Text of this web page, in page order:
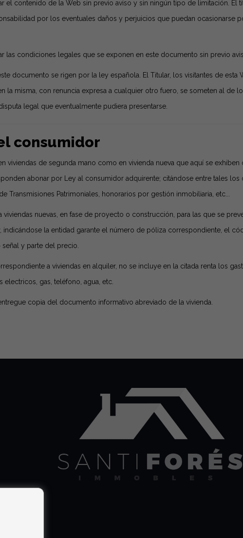
el contenido de la Web sin previo aviso y sin ningún tipo de limitación. El
por los eventuales daños y perjuicios que puedan ocasionarse
las condiciones legales que se exponen en este documento sin previo
documento se rigen por la ley española. El Titular, los visitantes de
la misma, con renuncia expresa a cualquier otro fuero, se someten al de
legal que eventualmente pudiera presentarse.
consumidor
viviendas de segunda mano como en vivienda nueva que aquí se
abonar por Ley al consumidor adquirente; citándose entre tales los
Transmisiones Patrimoniales, honorarios por gestión inmobiliaria, etc...
nuevas, en fase de proyecto o construcción, para las que se
indicándose la entidad garante el número de póliza correspondiente, el
y parte del precio.
a viviendas en alquiler, no se incluye en la citada renta los
gas, teléfono, agua, etc.
copia del documento informativo abreviado de la vivienda.